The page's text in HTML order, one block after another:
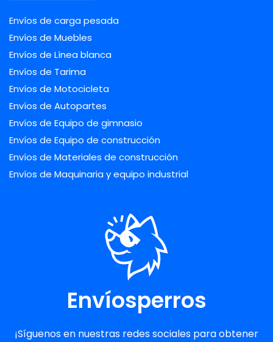
Envíos de carga pesada
Envíos de Muebles
Envíos de Línea blanca
Envíos de Tarima
Envíos de Motocicleta
Envíos de Autopartes
Envíos de Equipo de gimnasio
Envíos de Equipo de construcción
Envíos de Materiales de construcción
Envíos de Maquinaria y equipo industrial
Envíosperros
¡Síguenos en nuestras redes sociales para obtener